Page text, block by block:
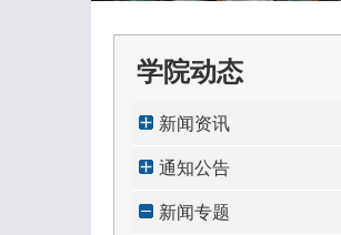
学院动态
新闻资讯
通知公告
新闻专题